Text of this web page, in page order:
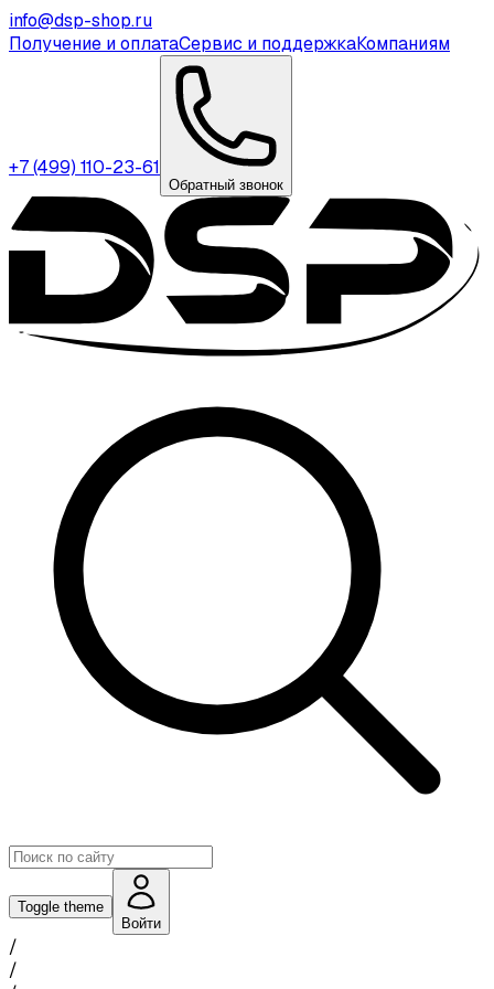
info@dsp-shop.ru
Получение и оплатаСервис и поддержкаКомпаниям
+7 (499) 110-23-61
Обратный звонок
Toggle theme
Войти
/
/